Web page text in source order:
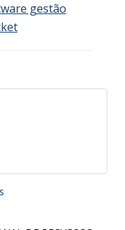
gestão